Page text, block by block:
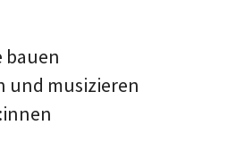
und musizieren